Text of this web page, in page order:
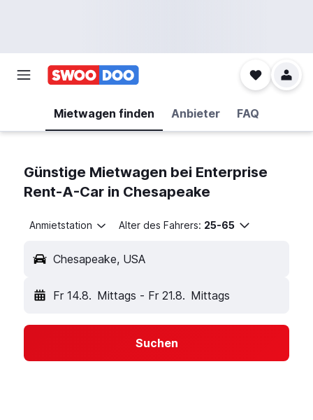
Mietwagen finden Anbieter FAQ
Günstige Mietwagen bei Enterprise
Rent-A-Car in Chesapeake
Anmietstation Alter des Fahrers: 25-65
Chesapeake, USA
Fr 14.8. Mittags - Fr 21.8. Mittags
Suchen